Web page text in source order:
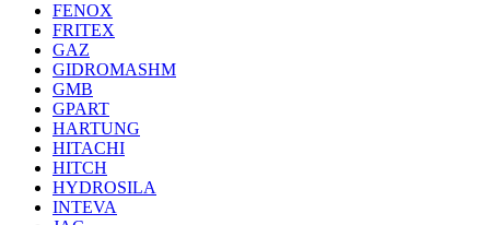
FENOX
FRITEX
GAZ
GIDROMASHM
GMB
GPART
HARTUNG
HITACHI
HITCH
HYDROSILA
INTEVA